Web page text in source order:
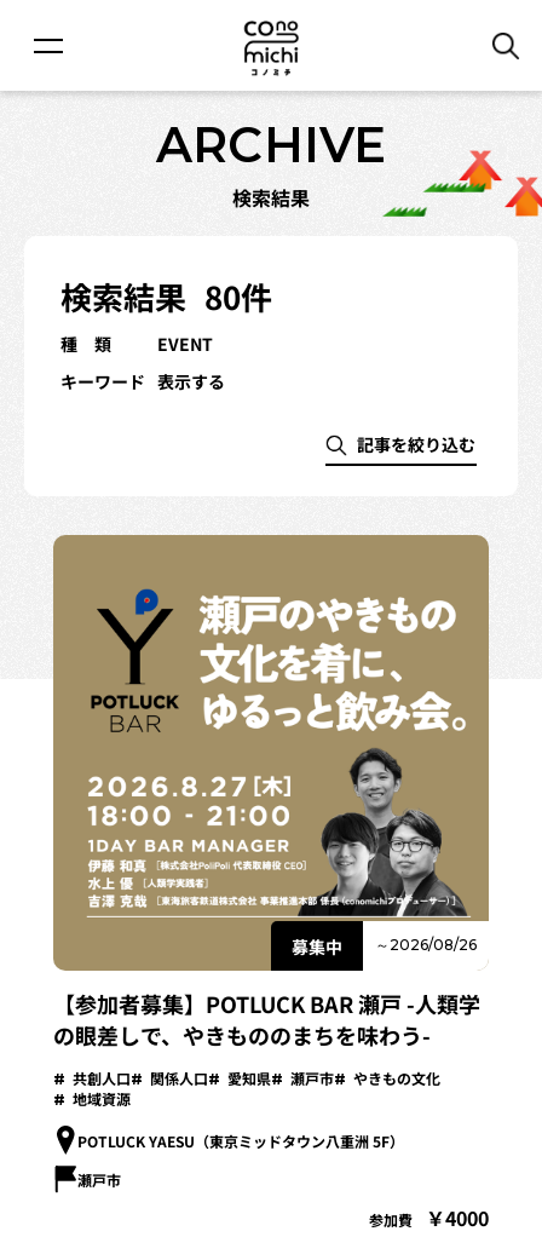
ARCHIVE
検索結果
検索結果 80件
種 類
EVENT
キーワード 表示する
記事を絞り込む
募集中 ～2026/08/26
【参加者募集】POTLUCK BAR 瀬戸 -人類学
の眼差しで、やきもののまちを味わう-
共創人口 関係人口 愛知県 瀬戸市
やきもの文化
地域資源
POTLUCK YAESU（東京ミッドタウン八重洲 5F）
瀬戸市
参加費
4000